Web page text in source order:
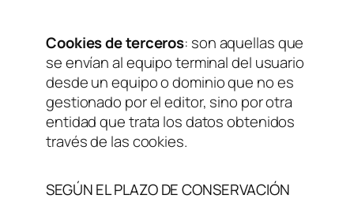
Cookies de terceros: son aquellas que
se envían al equipo terminal del usuario
desde un equipo o dominio que no es
gestionado por el editor, sino por otra
entidad que trata los datos obtenidos
través de las cookies.
SEGÚN EL PLAZO DE CONSERVACIÓN